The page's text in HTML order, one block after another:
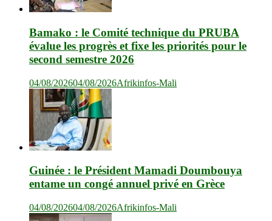
Bamako : le Comité technique du PRUBA
évalue les progrès et fixe les priorités pour le
second semestre 2026
04/08/202604/08/2026Afrikinfos-Mali
Guinée : le Président Mamadi Doumbouya
entame un congé annuel privé en Grèce
04/08/202604/08/2026Afrikinfos-Mali